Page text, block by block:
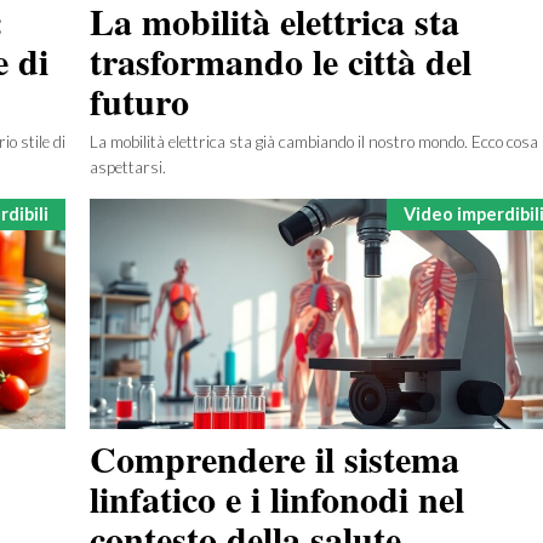
di
stile di
La mobilità elettrica sta
trasformando le città del
futuro
La mobilità elettrica sta già cambiando il nostro mondo. Ecco cosa
aspettarsi.
Comprendere il sistema
linfatico e i linfonodi nel
Categorie
Video